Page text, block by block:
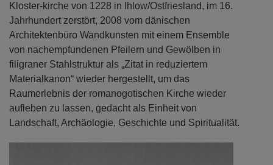
Kloster-kirche von 1228 in Ihlow/Ostfriesland, im 16.
Jahrhundert zerstört, 2008 vom dänischen
Architektenbüro Wandkunsten mit einem Ensemble
von nachempfundenen Pfeilern und Gewölben in
filigraner Stahlstruktur als „Zitat in reduziertem
Materialkanon“ wieder hergestellt, um das
Raumerlebnis der romanogotischen Kirche wieder
aufleben zu lassen, gedacht als Einheit von
Landschaft, Archäologie, Geschichte und Spiritualität.